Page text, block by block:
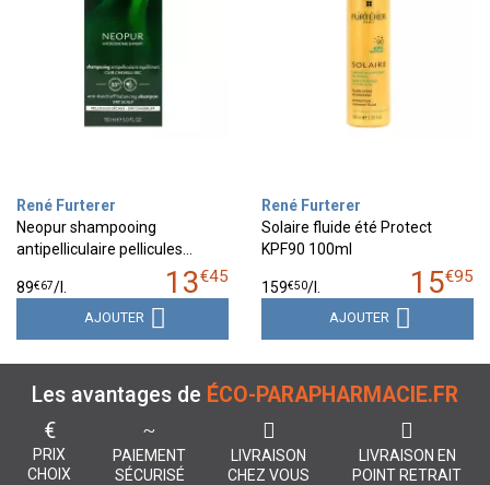
René Furterer
Neopur shampooing
antipelliculaire pellicules…
13€45
89€67/
AJOUTER
René Furterer
Solaire fluide été Protect
KPF90 100ml
15€95
159€50/
AJOUTER
Les avantages de ÉCO-PARAPHARMACIE.FR
€
PRIX
CHOIX
PAIEMENT
SÉCURISÉ
LIVRAISON
CHEZ VOUS
LIVRAISON EN
POINT RETRAIT